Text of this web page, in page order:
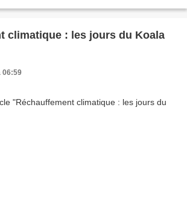
climatique : les jours du Koala
06:59